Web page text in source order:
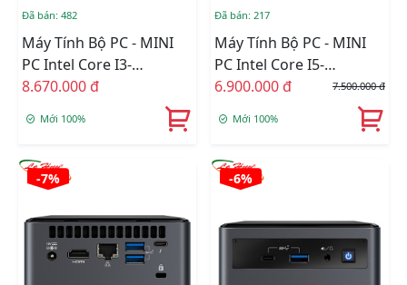
Đã bán: 482
Máy Tính Bộ PC - MINI
PC Intel Core I3-
1115G4/Intel UHD
Graphics/Ram Option/Ổ
Cứng Option/Dos
8.670.000 đ
Mới 100%
Đã bán: 217
Máy Tính Bộ PC - MINI
PC Intel Core I5-
7260U/Intel Iris 640/RAM
6.900.000 đ 7.500.000 đ
Mới 100%
-7% -6%